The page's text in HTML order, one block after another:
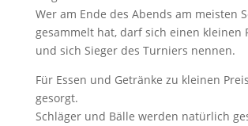
Wer am Ende des Abends am meisten
gesammelt hat, darf sich einen kleinen
und sich Sieger des Turniers nennen.
Für Essen und Getränke zu kleinen
gesorgt.
Schläger und Bälle werden natürlich